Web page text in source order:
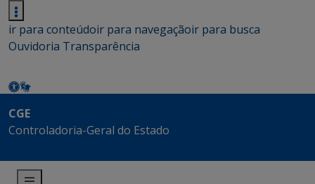
ir para conteúdoir para navegaçãoir para busca
Ouvidoria Transparência
CGE
Controladoria-Geral do Estado